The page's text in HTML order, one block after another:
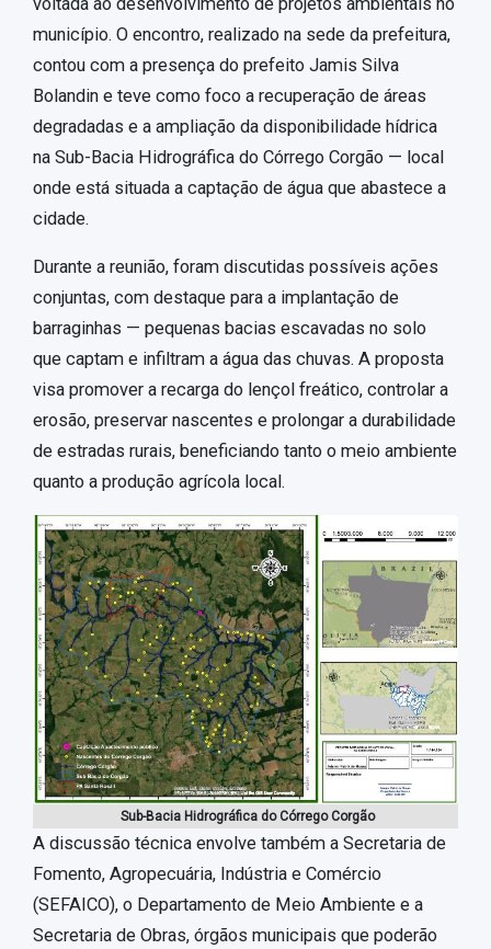
município. O encontro, realizado na sede da prefeitura,
contou com a presença do prefeito Jamis Silva
Bolandin e teve como foco a recuperação de áreas
degradadas e a ampliação da disponibilidade hídrica
na Sub-Bacia Hidrográfica do Córrego Corgão — local
onde está situada a captação de água que abastece a
cidade.
Durante a reunião, foram discutidas possíveis ações
conjuntas, com destaque para a implantação de
barraginhas — pequenas bacias escavadas no solo
que captam e infiltram a água das chuvas. A proposta
visa promover a recarga do lençol freático, controlar a
erosão, preservar nascentes e prolongar a durabilidade
de estradas rurais, beneficiando tanto o meio ambiente
quanto a produção agrícola local.
Sub-Bacia Hidrográfica do Córrego Corgão
A discussão técnica envolve também a Secretaria de
Fomento, Agropecuária, Indústria e Comércio
(SEFAICO), o Departamento de Meio Ambiente e a
Secretaria de Obras, órgãos municipais que poderão